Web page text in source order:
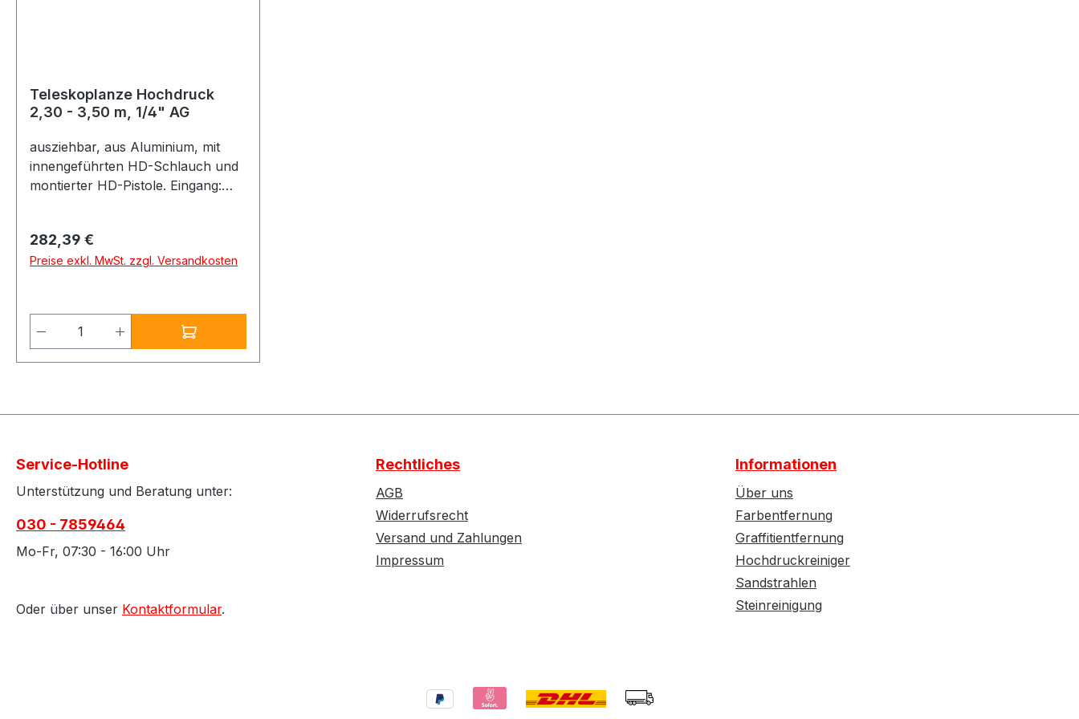
Teleskoplanze Hochdruck
2,30 - 3,50 m, 1/4" AG
ausziehbar, aus Aluminium, mit
innengeführten HD-Schlauch und
montierter HD-Pistole. Eingang:
AGLänge 2,3 m - 3,8 mStufenlos
ausziehbarMax. 275 bar /
handlich Farbe: blau/schwarz
Düsenaufsatz separat nötig, z.B:
Aufsatz mit 15cm Lanzenrohr, 15°
Regulärer Preis:
282,39 €
Preise exkl. MwSt. zzgl. Versandkosten
Produkt Anzahl: Gib den gewünschten Wert ein oder benutze die Schaltflächen um die Anzahl zu erhöhen oder
Service-Hotline
Unterstützung und Beratung unter:
030 - 7859464
Mo-Fr, 07:30 - 16:00 Uhr
Oder über unser Kontaktformular.
Rechtliches
AGB
Widerrufsrecht
Versand und Zahlungen
Impressum
Informationen
Über uns
Farbentfernung
Graffitientfernung
Hochdruckreiniger
Sandstrahlen
Steinreinigung